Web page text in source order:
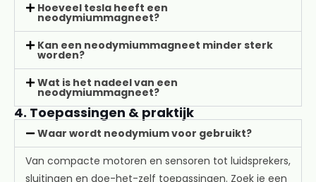
Hoeveel tesla heeft een
neodymiummagneet?
Kan een neodymiummagneet minder sterk
worden?
Wat is het nadeel van een
neodymiummagneet?
4. Toepassingen & praktijk
Waar wordt neodymium voor gebruikt?
Van compacte motoren en sensoren tot luidsprekers,
sluitingen en doe-het-zelf toepassingen. Zoek je een